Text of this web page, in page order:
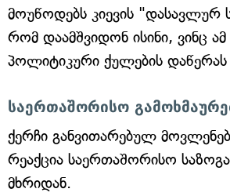
მოუწოდებს კიევის "დასავლურ
რომ დაამშვიდონ ისინი, ვინც
პოლიტიკური ქულების
საერთაშორისო
ქერჩი განვითარებულ
რეაქცია საერთაშორისო
მხრიდან.